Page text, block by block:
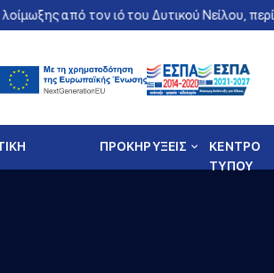
από τον ιό του Δυτικού Νείλου,
ΠΡΟΚΗΡΥΞΕΙΣ
ΚΕΝΤΡΟ
ΤΥΠΟΥ